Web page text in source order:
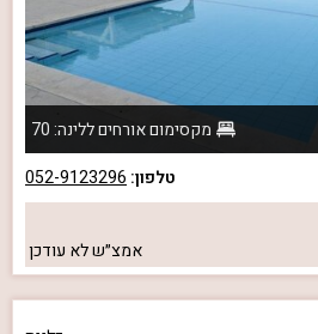
מקסימום אורחים ללינה: 70
טלפון: 052-9123296
אמצ״שלא עודכן